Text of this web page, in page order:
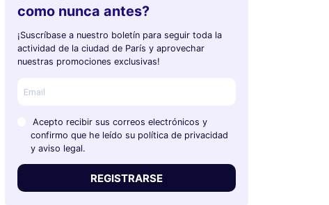
como nunca antes?
¡Suscríbase a nuestro boletín para seguir toda la
actividad de la ciudad de París y aprovechar
nuestras promociones exclusivas!
Acepto recibir sus correos electrónicos y
confirmo que he leído su política de privacidad
y aviso legal.
REGISTRARSE